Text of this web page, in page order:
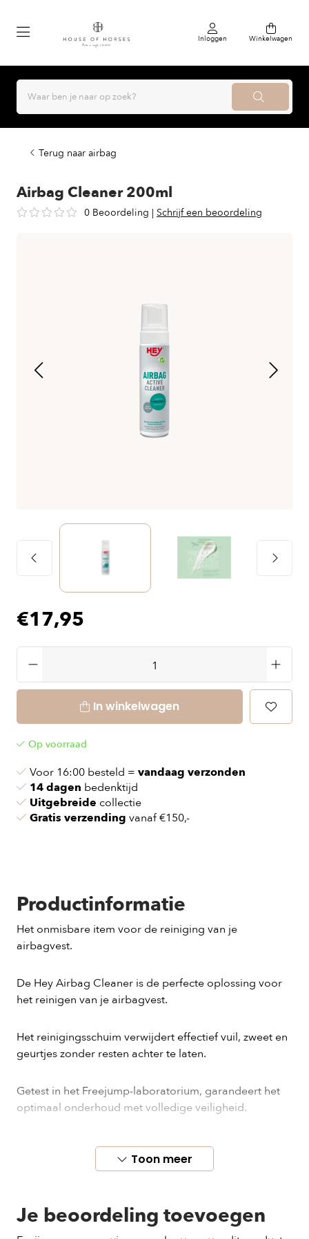
Inloggen Winkelwagen
Terug naar airbag
Airbag Cleaner 200ml
0 Beoordeling | Schrijf een beoordeling
€17,95
In winkelwagen
Op voorraad
Voor 16:00 besteld = vandaag verzonden
14 dagen bedenktijd
Uitgebreide collectie
Gratis verzending vanaf €150,-
Productinformatie
Het onmisbare item voor de reiniging van je
airbagvest.
De Hey Airbag Cleaner is de perfecte oplossing voor
het reinigen van je airbagvest.
Het reinigingsschuim verwijdert effectief vuil, zweet en
geurtjes zonder resten achter te laten.
Getest in het Freejump-laboratorium, garandeert het
optimaal onderhoud met volledige veiligheid.
Verkrijgbaar in een sprayflacon van 200 ml.
inwerken en veeg het vervolgens af met een schone,
droge doek. Laat het airbagvest volledig drogen voor
Toon meer
Je beoordeling toevoegen